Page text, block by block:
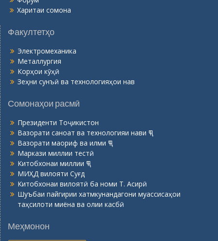
Харитаи сомона
Факултетҳо
Электромеханика
Металлургия
Корҳои кӯҳӣ
Зеҳни сунъӣ ва технологияҳои нав
Сомонаҳои расмӣ
Президенти Тоҷикистон
Вазорати саноат ва технологияи нави ҶТ
Вазорати маориф ва илми ҶТ
Маркази миллии тестӣ
Китобхонаи миллии ҶТ
МИҲД вилояти Суғд
Китобхонаи вилоятӣ ба номи Т. Асирӣ
Шуъбаи пайгирии хатмкунандагони муассисаҳои
таҳсилоти миёна ва олии касбӣ
Меҳмонон